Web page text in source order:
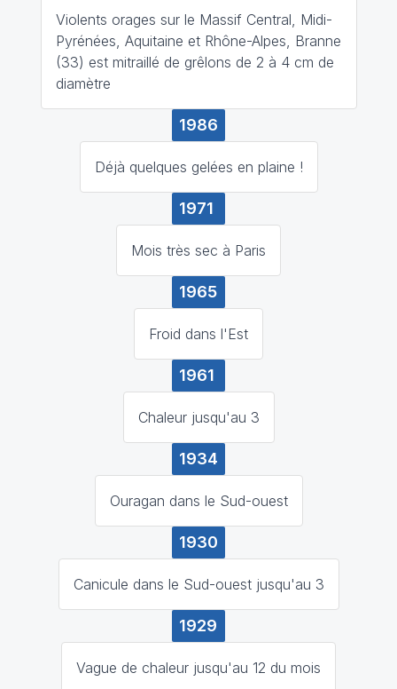
Violents orages sur le Massif Central, Midi-
Pyrénées, Aquitaine et Rhône-Alpes, Branne
(33) est mitraillé de grêlons de 2 à 4 cm de
diamètre
1986
Déjà quelques gelées en plaine !
1971
Mois très sec à Paris
1965
Froid dans l'Est
1961
Chaleur jusqu'au 3
1934
Ouragan dans le Sud-ouest
1930
Canicule dans le Sud-ouest jusqu'au 3
1929
Vague de chaleur jusqu'au 12 du mois